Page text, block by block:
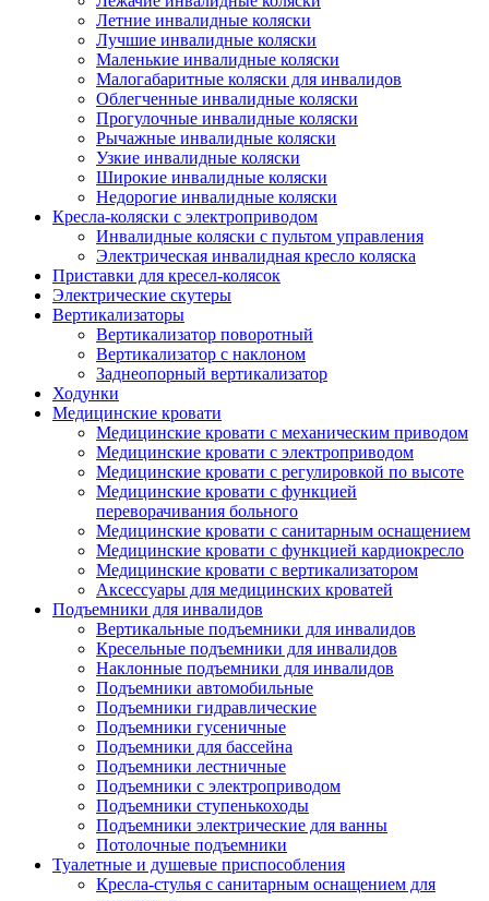
Летние инвалидные коляски
Лучшие инвалидные коляски
Маленькие инвалидные коляски
Малогабаритные коляски для инвалидов
Облегченные инвалидные коляски
Прогулочные инвалидные коляски
Рычажные инвалидные коляски
Узкие инвалидные коляски
Широкие инвалидные коляски
Недорогие инвалидные коляски
Кресла-коляски с электроприводом
Инвалидные коляски с пультом управления
Электрическая инвалидная кресло коляска
Приставки для кресел-колясок
Электрические скутеры
Вертикализаторы
Вертикализатор поворотный
Вертикализатор с наклоном
Заднеопорный вертикализатор
Ходунки
Медицинские кровати
Медицинские кровати с механическим приводом
Медицинские кровати с электроприводом
Медицинские кровати с регулировкой по высоте
Медицинские кровати с функцией
переворачивания больного
Медицинские кровати с санитарным оснащением
Медицинские кровати с функцией кардиокресло
Медицинские кровати с вертикализатором
Аксессуары для медицинских кроватей
Подъемники для инвалидов
Вертикальные подъемники для инвалидов
Кресельные подъемники для инвалидов
Наклонные подъемники для инвалидов
Подъемники автомобильные
Подъемники гидравлические
Подъемники гусеничные
Подъемники для бассейна
Подъемники лестничные
Подъемники с электроприводом
Подъемники ступенькоходы
Подъемники электрические для ванны
Потолочные подъемники
Туалетные и душевые приспособления
Кресла-стулья с санитарным оснащением для